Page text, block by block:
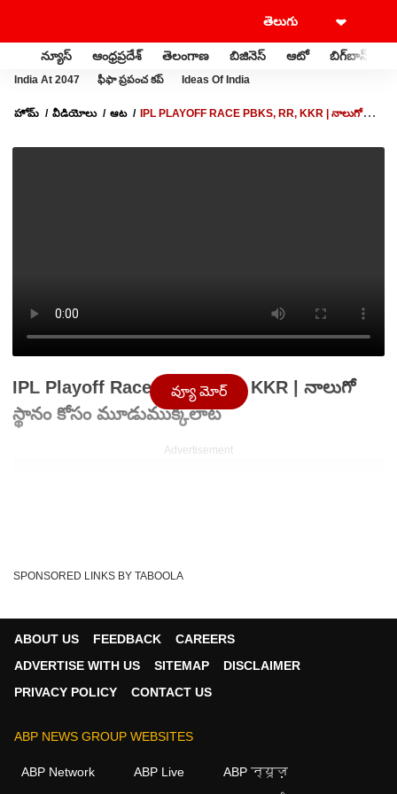
న్యూస్ ఆంధ్రప్రదేశ్ తెలంగాణ బిజినెస్ ఆటో బిగ్‌బాస్
India At 2047 ఫీఫా ప్రపంచ కప్ Ideas Of India
హోమ్ వీడియోలు ఆట
IPL PLAYOFF RACE PBKS, RR, KKR | నాలుగో
IPL Playoff Race PBKS, RR, KKR | నాలుగో
స్థానం కోసం మూడుముక్కలాట
Advertisement
24 May 2026 03:54 PM (IST)
see more
వ్యూ మోర్
SPONSORED LINKS BY TABOOLA
ABOUT US FEEDBACK
CAREERS
ADVERTISE WITH US
SITEMAP
DISCLAIMER
PRIVACY POLICY
CONTACT US
ABP NEWS GROUP WEBSITES
ABP Network ABP Live
ABP न्यूज़